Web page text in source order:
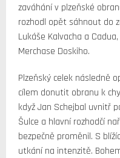
zaváhání v plzeňské
rozhodl opět sáhnout do
Lukáše Kalvacha a
Merchase Doskiho.
Plzeňský celek následně
cílem donutit obranu k
když Jan Schejbal uvnitř
Šulce a hlavní rozhodčí
bezpečně proměnil. S
utkání na intenzitě.